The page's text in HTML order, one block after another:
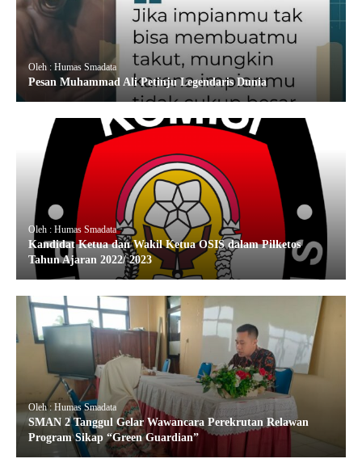
Oleh : Humas Smadata
Pesan Muhammad Ali Petinju Legendaris Dunia
Oleh : Humas Smadata
Kandidat Ketua dan Wakil Ketua OSIS dalam Pilketos
Tahun Ajaran 2022/ 2023
Oleh : Humas Smadata
SMAN 2 Tanggul Gelar Wawancara Perekrutan Relawan
Program Sikap “Green Guardian”